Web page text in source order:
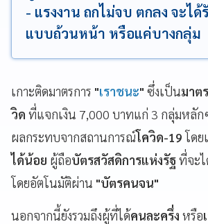
- แรงงาน ถกไม่จบ ตกลง จะได้
แบบถ้วนหน้า หรือแค่บางกลุ่ม
เกาะติดมาตรการ "เราชนะ" ซึ่งเป็นมาต
วิด ที่แจกเงิน 7,000 บาทแก่ 3 กลุ่มหลัก
ผลกระทบจากสถานการณ์โควิด-19โดย
ได้น้อย ผู้ถือบัตรสวัสดิการแห่งรัฐที่จะ
โดยอัตโนมัติผ่าน "บัตรคนจน"
นอกจากนี้ยังรวมถึงผู้ที่ได้คนละครึ่ง หรือ